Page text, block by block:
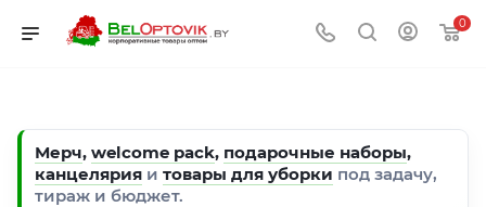
0
Мерч, welcome pack, подарочные наборы,
канцелярия и товары для уборки под задачу,
тираж и бюджет.